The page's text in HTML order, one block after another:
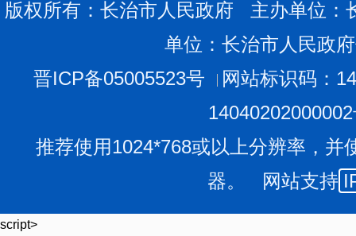
版权所有：长治市人民政府 主办单位
单位：长治市人民政
晋ICP备05005523号
网站标识码：
推荐使用1024*768或以上分辨率，并
器。 网站支持
script>